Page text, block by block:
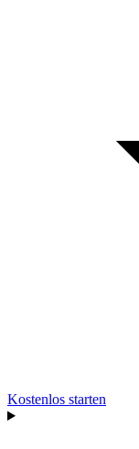
Kostenlos starten